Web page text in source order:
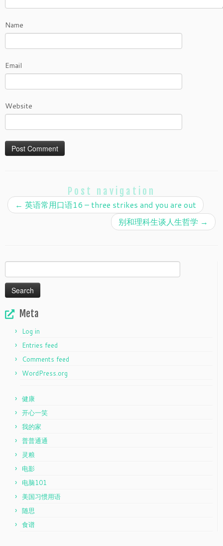
Name
Email
Website
Post navigation
← 英语常用口语16 – three strikes and you are out
别和理科生谈人生哲学 →
for:
Meta
Log in
Entries feed
Comments feed
WordPress.org
健康
开心一笑
我的家
普普通通
灵粮
电影
电脑101
美国习惯用语
随思
食谱